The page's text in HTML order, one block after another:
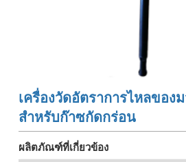
เครื่องวัดอัตราการไหลของ
สำหรับก๊าซกัดกร่อน
ผลิตภัณฑ์ที่เกี่ยวข้อง